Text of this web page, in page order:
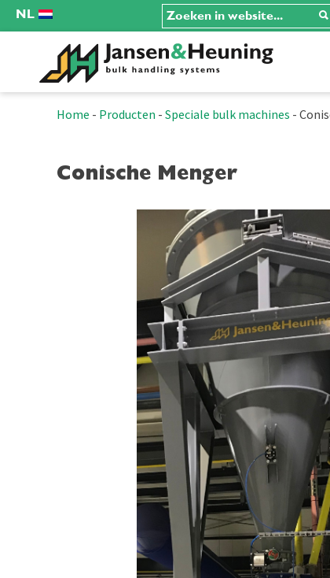
NL
Home - Producten - Speciale bulk machines -
Conische Menger